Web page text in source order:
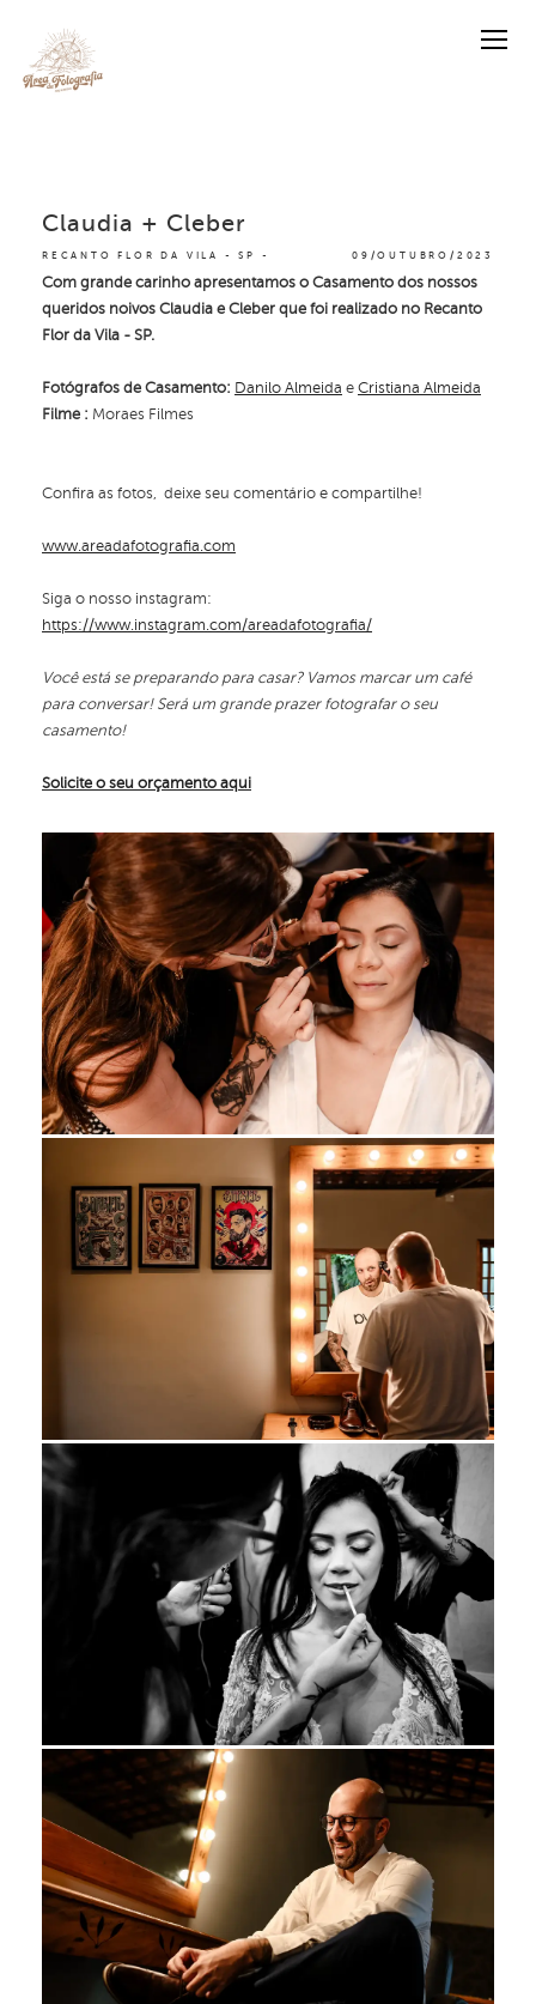
RECANTO FLOR DA VILA - SP 09/OUTUBRO/2023
Claudia + Cleber
Com grande carinho apresentamos o Casamento dos nossos
queridos noivos Claudia e Cleber que foi realizado no Recanto
Flor da Vila - SP.
Fotógrafos de Casamento: Danilo Almeida e Cristiana Almeida
Filme : Moraes Filmes
Confira as fotos, deixe seu comentário e compartilhe!
www.areadafotografia.com
Siga o nosso instagram:
https://www.instagram.com/areadafotografia/
Você está se preparando para casar? Vamos marcar um café
para conversar! Será um grande prazer fotografar o seu
casamento!
Solicite o seu orçamento aqui